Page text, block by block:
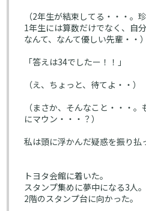
（2年生が結束してる・・・。
1年生には算数だけでなく、自
なんて、なんて優しい先輩・・）
「答えは34でしたー！！」
（え、ちょっと、待てよ・・）
（まさか、そんなこと・・・
にマウン・・・？）
私は頭に浮かんだ疑惑を振り払
トヨタ会館に着いた。
スタンプ集めに夢中になる3人。
2階のスタンプ台に向かった。